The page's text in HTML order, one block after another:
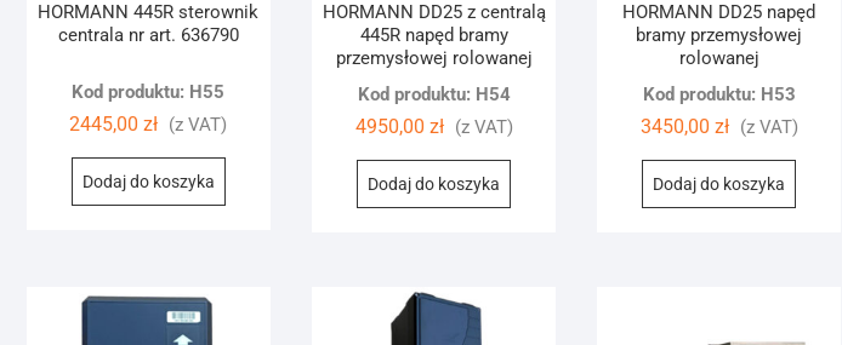
HORMANN 445R sterownik
centrala nr art. 636790
Kod produktu: H55
2445,00zł (z VAT)
Dodaj do koszyka
HORMANN DD25 z centralą
445R napęd bramy
przemysłowej rolowanej
Kod produktu: H54
4950,00 zł (z VAT)
Dodaj do koszyka
HORMANN DD25 napęd
bramy przemysłowej
rolowanej
Kod produktu: H53
3450,00 zł (z VAT)
Dodaj do koszyka